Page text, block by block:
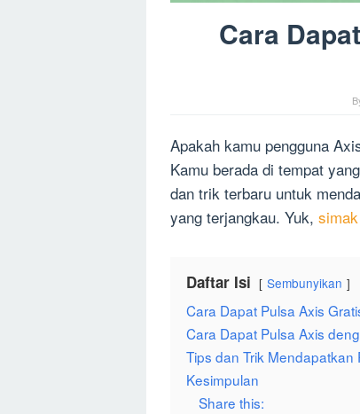
Cara
Apakah kamu pengguna
Kamu berada di tempat
dan trik terbaru untuk
yang terjangkau. Yuk,
Daftar Isi Sembunyikan
Cara Dapat Pulsa Axis
Cara Dapat Pulsa Axis
Tips dan Trik
Kesimpulan
Share this: